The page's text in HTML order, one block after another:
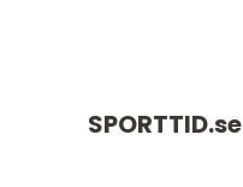
SPORTTID.se